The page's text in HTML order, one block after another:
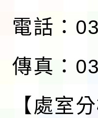
電話：
傳真：
【處室